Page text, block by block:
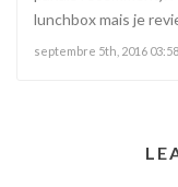
lunchbox mais je
septembre 5th, 2016